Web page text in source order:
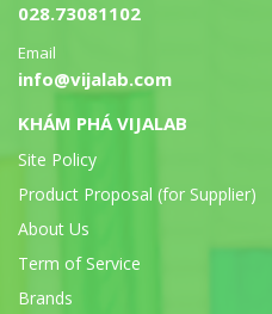
028.73081102
Email
info@vijalab.com
KHÁM PHÁ VIJALAB
Site Policy
Product Proposal (for Supplier)
About Us
Term of Service
Brands